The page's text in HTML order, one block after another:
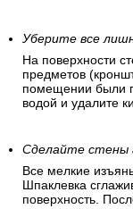
На стенах,
появляться капли
обнаружили в
причины высокой
проведите
На поверхности
предметов
помещении были
водой и удалите